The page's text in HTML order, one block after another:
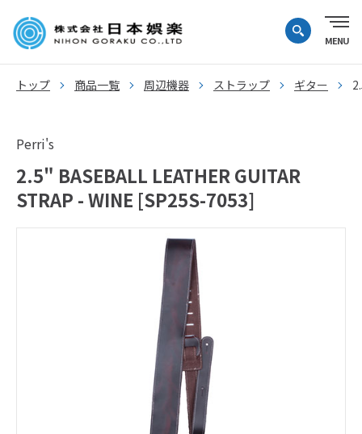
トップ 商品一覧 周辺機器 ストラップ ギター
Perri's
2.5" BASEBALL LEATHER GUITAR
STRAP - WINE [SP25S-7053]